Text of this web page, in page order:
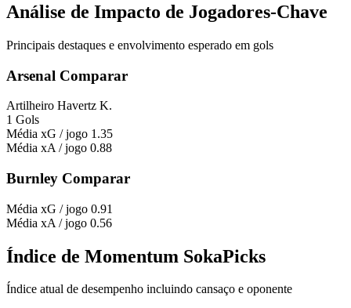
Análise de Impacto de Jogadores-Chave
Principais destaques e envolvimento esperado em gols
Arsenal Comparar
Artilheiro Havertz K.
1 Gols
Média xG / jogo 1.35
Média xA / jogo 0.88
Burnley Comparar
Média xG / jogo 0.91
Média xA / jogo 0.56
Índice de Momentum SokaPicks
Índice atual de desempenho incluindo cansaço e oponente